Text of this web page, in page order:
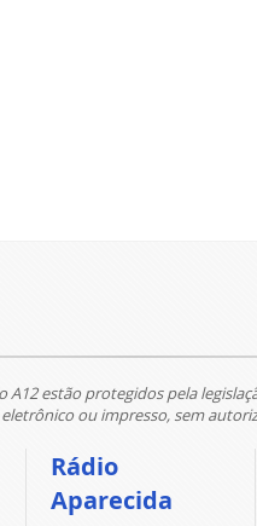
A12 estão protegidos pela
ou impresso, sem
Rádio
Aparecida